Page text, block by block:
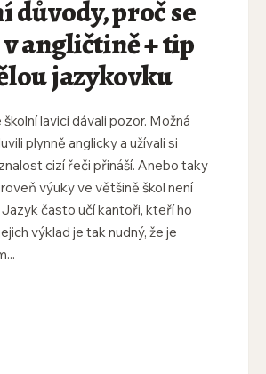
důvody, proč se
angličtině + tip
jazykovku
lavici dávali pozor. Možná
plynně anglicky a užívali si
cizí řeči přináší. Anebo taky
výuky ve většině škol není
často učí kantoři, kteří ho
výklad je tak nudný, že je